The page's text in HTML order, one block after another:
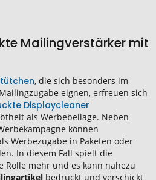
Mailingverstärker mit
, die sich besonders im
eignen, erfreuen sich
Displaycleaner
als Werbebeilage. Neben
können
Werbezugabe in Paketen oder
In diesem Fall spielt die
Rolle mehr und es kann nahezu
bedruckt und verschickt